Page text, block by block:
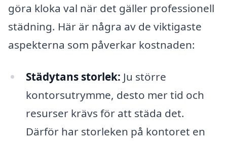
göra kloka val när det gäller professionell
städning. Här är några av de viktigaste
aspekterna som påverkar kostnaden:
Städytans storlek: Ju större
kontorsutrymme, desto mer tid och
resurser krävs för att städa det.
Därför har storleken på kontoret en